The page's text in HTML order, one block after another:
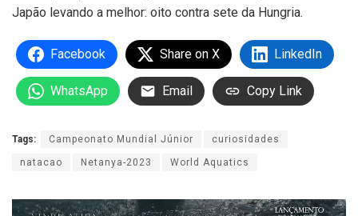
Japão levando a melhor: oito contra sete da Hungria.
Facebook Share on X LinkedIn
WhatsApp Email Copy Link
Tags: Campeonato Mundial Júnior curiosidades
natacao Netanya-2023 World Aquatics